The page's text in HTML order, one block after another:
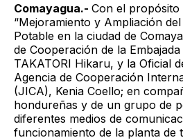
Comayagua.- Con el propósito
“Mejoramiento y Ampliación
Potable en la ciudad de
de Cooperación de la
TAKATORI Hikaru, y la Oficial
Agencia de Cooperación
(JICA), Kenia Coello; en
hondureñas y de un grupo de
diferentes medios de
funcionamiento de la planta de